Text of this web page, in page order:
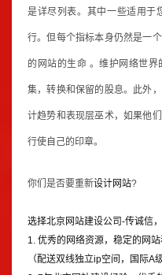
是详尽列表。其中一些适用于
行。但每个指标本身仍然是一
的网站的生命 。维护网络世
集，转换和保留的股息。此外
计趋势和表现层巫术，如果他
行使自己的印章。
你们是否要重新设计网站?
选择北京网站建设公司 -传诚信
1. 优秀的网络资源，稳定的网
（配送双线独立ip空间，国际A